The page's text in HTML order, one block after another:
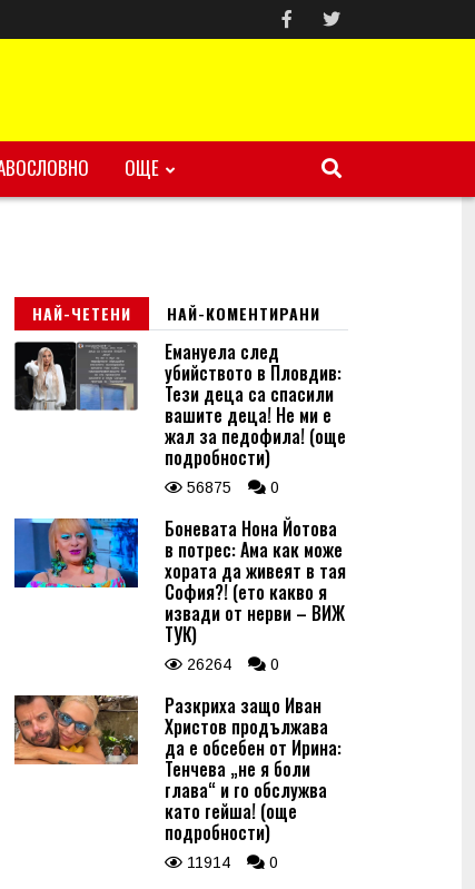
ОЩЕ
НАЙ-ЧЕТЕНИ НАЙ-КОМЕНТИРАНИ
Емануела след
убийството в Пловдив:
Тези деца са спасили
вашите деца! Не ми е
жал за педофила! (още
подробности)
56875 0
Боневата Нона Йотова
в потрес: Ама как може
хората да живеят в тая
София?! (ето какво я
извади от нерви – ВИЖ
ТУК)
26264 0
Разкриха защо Иван
Христов продължава
да е обсебен от Ирина:
Тенчева „не я боли
глава“ и го обслужва
като гейша! (още
подробности)
11914 0